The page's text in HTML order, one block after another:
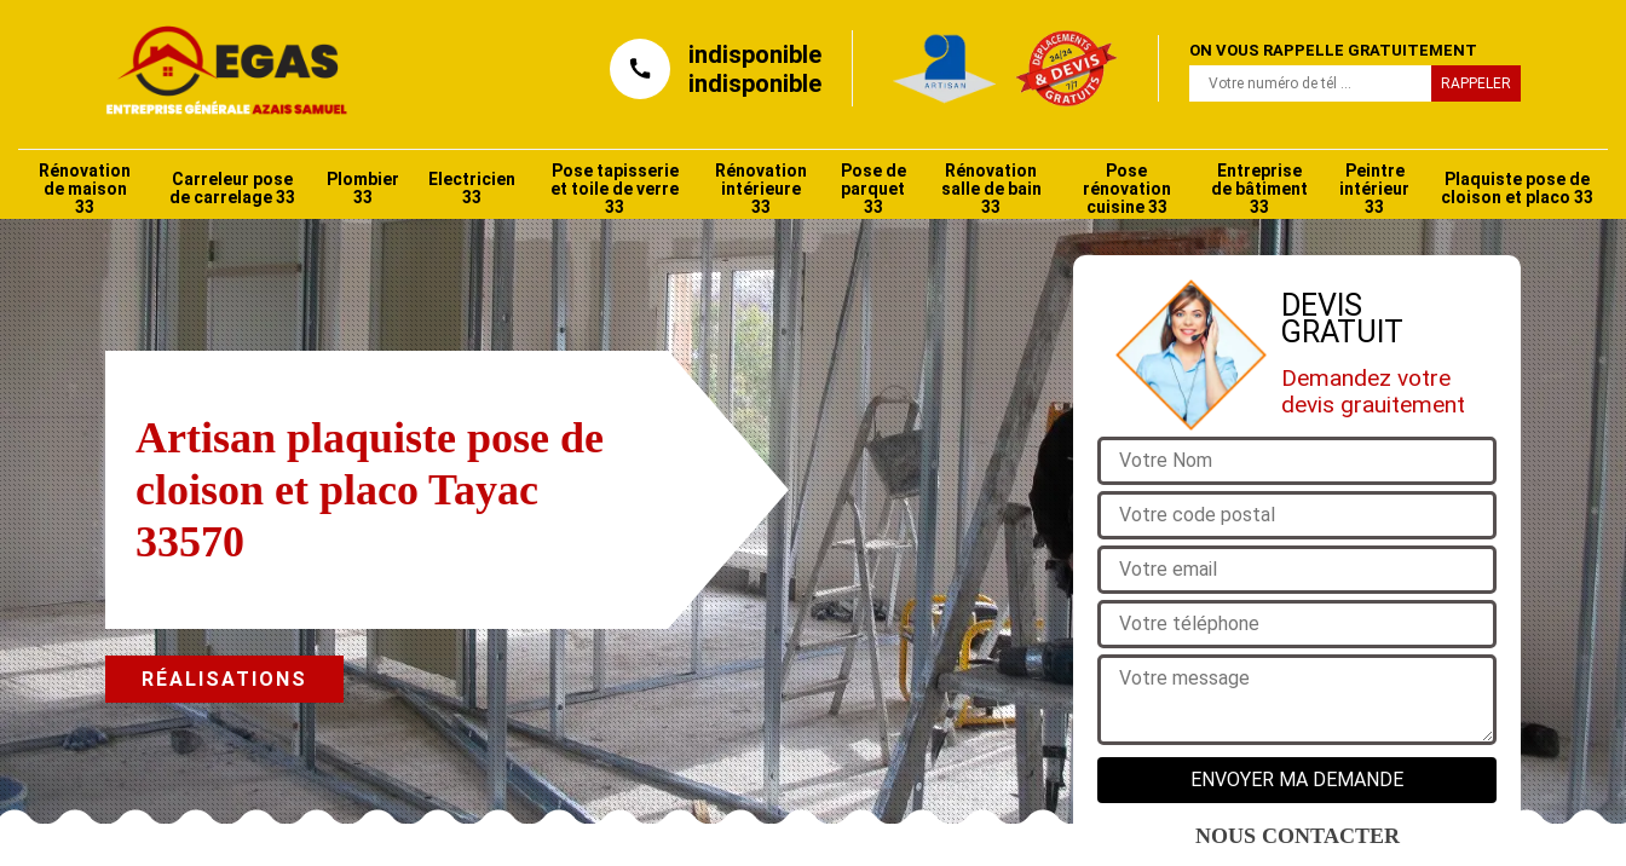
indisponible
indisponible
ON VOUS RAPPELLE GRATUITEMENT
Rénovation
de maison
33
Carreleur pose
de carrelage 33
Plombier
33
Electricien
33
Pose tapisserie
et toile de verre
33
Rénovation
intérieure
33
Pose de
parquet
33
Rénovation
salle de bain
33
Pose
rénovation
cuisine 33
Entreprise
de bâtiment
33
Peintre
intérieur
33
Plaquiste pose de
cloison et placo 33
Artisan plaquiste pose de
cloison et placo Tayac
33570
RÉALISATIONS
DEVIS
GRATUIT
Demandez votre
devis grauitement
NOUS CONTACTER